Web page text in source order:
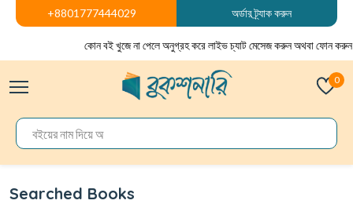
+8801777444029 অর্ডার ট্র্যাক করুন
কোন বই খুজে না পেলে অনুগ্রহ করে লাইভ চ্যাট মেসেজ করুন অথবা ফোন করুন
0
Searched Books